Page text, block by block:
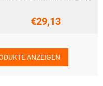
€29,13
ANZEIGEN